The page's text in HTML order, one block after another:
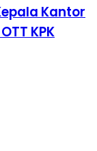
Kantor
KPK